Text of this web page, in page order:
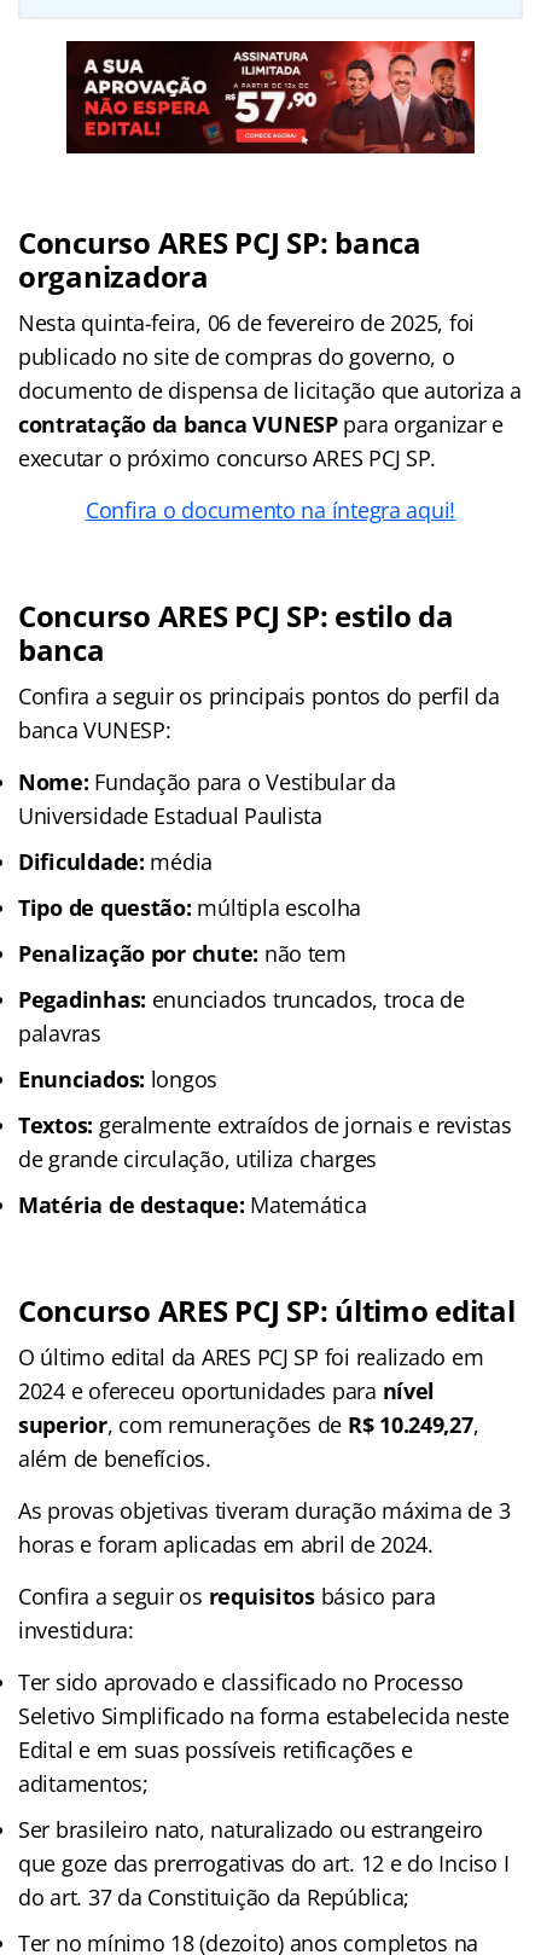
Concurso ARES PCJ SP: banca
organizadora
Nesta quinta-feira, 06 de fevereiro de 2025, foi
publicado no site de compras do governo, o
documento de dispensa de licitação que autoriza a
contratação da banca VUNESPpara organizar e
executar o próximo concurso ARES PCJ SP.
Confira o documento na íntegra aqui!
Concurso ARES PCJ SP: estilo da
banca
Confira a seguir os principais pontos do perfil da
banca VUNESP:
Nome: Fundação para o Vestibular da
Universidade Estadual Paulista
Dificuldade: média
Tipo de questão: múltipla escolha
Penalização por chute: não tem
Pegadinhas: enunciados truncados, troca de
palavras
Enunciados: longos
Textos: geralmente extraídos de jornais e revistas
de grande circulação, utiliza charges
Matéria de destaque: Matemática
Concurso ARES PCJ SP: último edital
O último edital da ARES PCJ SP foi realizado em
2024 e ofereceu oportunidades para nível
superior, com remunerações de R$ 10.249,27,
além de benefícios.
As provas objetivas tiveram duração máxima de 3
horas e foram aplicadas em abril de 2024.
Confira a seguir os requisitosbásico para
investidura:
Ter sido aprovado e classificado no Processo
Seletivo Simplificado na forma estabelecida neste
Edital e em suas possíveis retificações e
aditamentos;
Ser brasileiro nato, naturalizado ou estrangeiro
que goze das prerrogativas do art. 12 e do Inciso I
do art. 37 da Constituição da República;
Ter no mínimo 18 (dezoito) anos completos na